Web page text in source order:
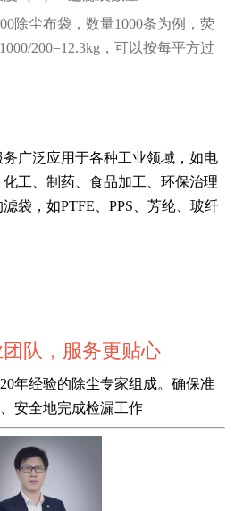
除尘布袋，数量1000条为例，荧
200=12.3kg，可以按每平方过
广泛应用于各种工业领域，如电
工、制药、食品加工、环保治理
袋，如PTFE、PPS、芳纶、玻纤
队，服务更贴心
年经验的除尘专家组成。确保准
安全地完成检漏工作